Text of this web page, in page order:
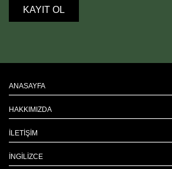
ANASAYFA
HAKKIMIZDA
İLETIŞIM
İNGILIZCE